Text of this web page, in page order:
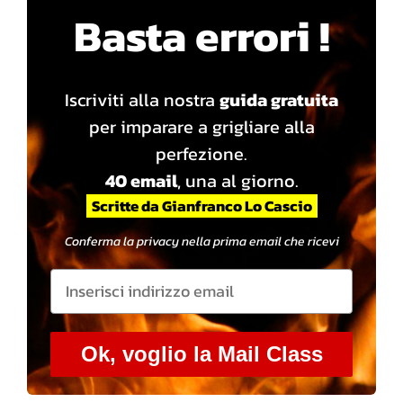
Basta errori !
Iscriviti alla nostra guida gratuita
per imparare a grigliare alla
perfezione.
40 email, una al giorno.
Scritte da Gianfranco Lo Cascio
Conferma la privacy nella prima email che ricevi
Ok, voglio la Mail Class